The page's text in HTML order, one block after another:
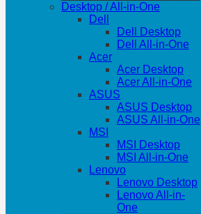
Desktop / All-in-One
Dell
Dell Desktop
Dell All-in-One
Acer
Acer Desktop
Acer All-in-One
ASUS
ASUS Desktop
ASUS All-in-One
MSI
MSI Desktop
MSI All-in-One
Lenovo
Lenovo Desktop
Lenovo All-in-
One